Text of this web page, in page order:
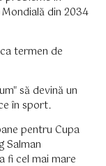
din 2034
termen de
să devină un
în sport.
pentru Cupa
Salman
fi cel mai mare